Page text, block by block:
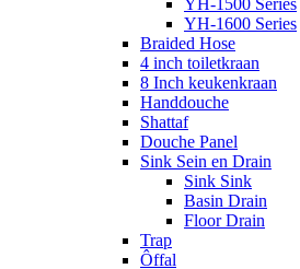
YH-1500 Series
YH-1600 Series
Braided Hose
4 inch toiletkraan
8 Inch keukenkraan
Handdouche
Shattaf
Douche Panel
Sink Sein en Drain
Sink Sink
Basin Drain
Floor Drain
Trap
Ôffal